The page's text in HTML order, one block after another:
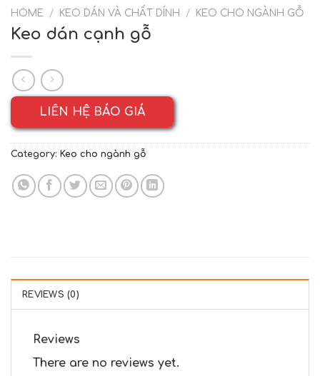
HOME / KEO DÁN VÀ CHẤT DÍNH / KEO CHO NGÀNH GỖ
Keo dán cạnh gỗ
LIÊN HỆ BÁO GIÁ
Category: Keo cho ngành gỗ
REVIEWS (0)
Reviews
There are no reviews yet.